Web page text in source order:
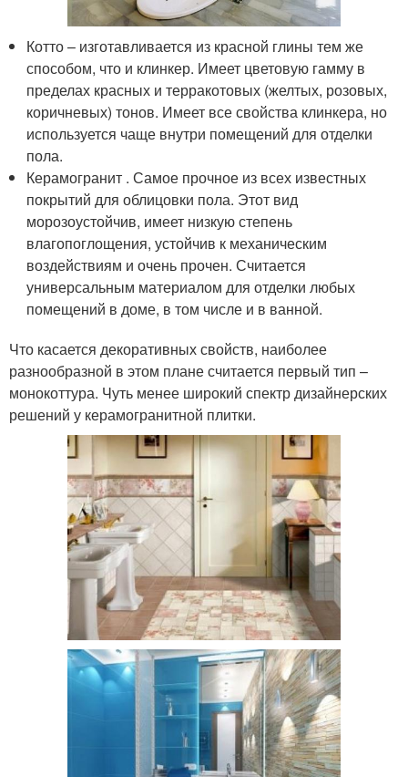
Котто – изготавливается из красной глины тем же
способом, что и клинкер. Имеет цветовую гамму в
пределах красных и терракотовых (желтых, розовых,
коричневых) тонов. Имеет все свойства клинкера, но
используется чаще внутри помещений для отделки
пола.
Керамогранит . Самое прочное из всех известных
покрытий для облицовки пола. Этот вид
морозоустойчив, имеет низкую степень
влагопоглощения, устойчив к механическим
воздействиям и очень прочен. Считается
универсальным материалом для отделки любых
помещений в доме, в том числе и в ванной.
Что касается декоративных свойств, наиболее
разнообразной в этом плане считается первый тип –
монокоттура. Чуть менее широкий спектр дизайнерских
решений у керамогранитной плитки.